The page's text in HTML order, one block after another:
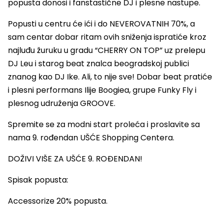
popusta donosi i fanstastične DJ i plesne nastupe.
Popusti u centru će ići i do NEVEROVATNIH 70%, a
sam centar dobar ritam ovih sniženja ispratiće kroz
najluđu žuruku u gradu “CHERRY ON TOP” uz prelepu
DJ Leu i starog beat znalca beogradskoj publici
znanog kao DJ Ike. Ali, to nije sve! Dobar beat pratiće
i plesni performans Ilije Boogiea, grupe Funky Fly i
plesnog udruženja GROOVE.
Spremite se za modni start proleća i proslavite sa
nama 9. rođendan UŠĆE Shopping Centera.
DOŽIVI VIŠE ZA UŠĆE 9. ROĐENDAN!
Spisak popusta:
Accessorize 20% popusta.